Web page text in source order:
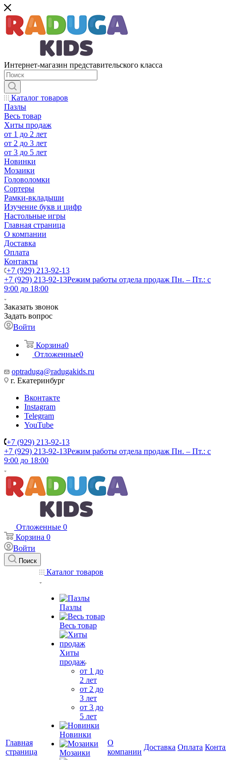
Интернет-магазин представительского класса
Каталог товаров
Пазлы
Весь товар
Хиты продаж
от 1 до 2 лет
от 2 до 3 лет
от 3 до 5 лет
Новинки
Мозаики
Головоломки
Сортеры
Рамки-вкладыши
Изучение букв и цифр
Настольные игры
Главная страница
О компании
Доставка
Оплата
Контакты
+7 (929) 213-92-13
+7 (929) 213-92-13Режим работы отдела продаж Пн. – Пт.: с
9:00 до 18:00
Заказать звонок
Задать вопрос
Войти
Корзина0
Отложенные0
optraduga@radugakids.ru
г. Екатеринбург
Вконтакте
Instagram
Telegram
YouTube
+7 (929) 213-92-13
+7 (929) 213-92-13Режим работы отдела продаж Пн. – Пт.: с
9:00 до 18:00
Отложенные 0
Корзина 0
Войти
Поиск
Главная
страница
Каталог товаров
Пазлы
Весь товар
Хиты
продаж
от 1 до
2 лет
от 2 до
3 лет
от 3 до
5 лет
Новинки
Мозаики
О
компании
Доставка Оплата